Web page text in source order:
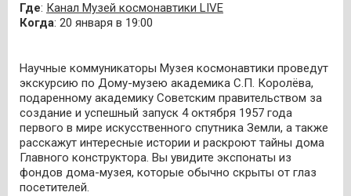
Где: Канал Музей космонавтики LIVE
Когда: 20 января в 19:00
Научные коммуникаторы Музея космонавтики проведут
экскурсию по Дому-музею академика С.П. Королёва,
подаренному академику Советским правительством за
создание и успешный запуск 4 октября 1957 года
первого в мире искусственного спутника Земли, а также
расскажут интересные истории и раскроют тайны дома
Главного конструктора. Вы увидите экспонаты из
фондов дома-музея, которые обычно скрыты от глаз
посетителей.